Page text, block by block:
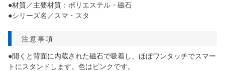
●材質／主要材質：ポリエステル・磁石
●シリーズ名／スマ・スタ
注意事項
●開くと背面に内蔵された磁石で吸着し、ほぼワンタッチでスマー
トにスタンドします。色はピンクです。